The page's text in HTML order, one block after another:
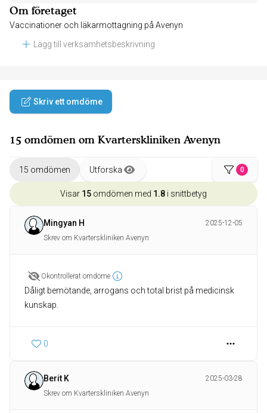
Om företaget
Vaccinationer och läkarmottagning på Avenyn
Lägg till verksamhetsbeskrivning
Skriv ett omdöme
15 omdömen om Kvarterskliniken Avenyn
15 omdömen Utforska 0
Visar 15 omdömen med 1.8 i snittbetyg
Mingyan H
2025-12-05
Skrev om Kvarterskliniken Avenyn
Okontrollerat omdöme
Dåligt bemötande, arrogans och total brist på medicinsk
kunskap.
0
Berit K
2025-03-28
Skrev om Kvarterskliniken Avenyn